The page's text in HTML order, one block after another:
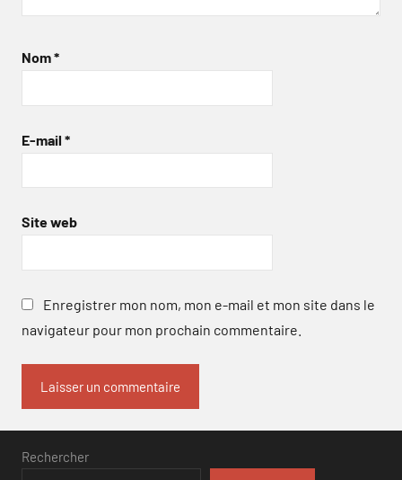
Nom*
E-mail *
Site web
Enregistrer mon nom, mon e-mail et mon site dans le
navigateur pour mon prochain commentaire.
Rechercher